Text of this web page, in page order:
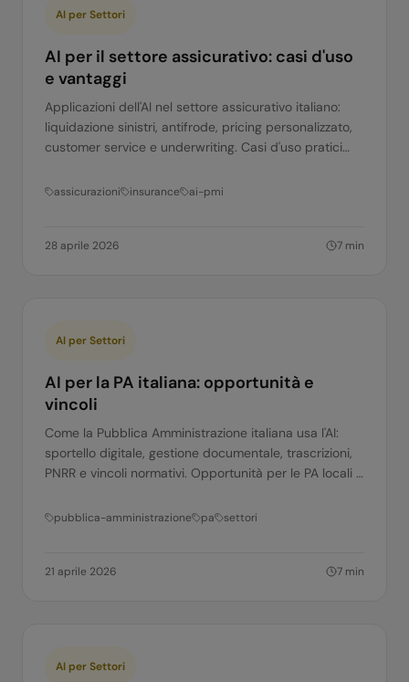
AI per Settori
AI per il settore assicurativo: casi d'uso
e vantaggi
Applicazioni dell'AI nel settore assicurativo italiano:
liquidazione sinistri, antifrode, pricing personalizzato,
customer service e underwriting. Casi d'uso pratici
assicurazioni insurance ai-pmi
28 aprile 2026 7 min
AI per Settori
AI per la PA italiana: opportunità e
vincoli
Come la Pubblica Amministrazione italiana usa l'AI:
sportello digitale, gestione documentale, trascrizioni,
PNRR e vincoli normativi. Opportunità per le PA locali e
pubblica-amministrazione pa settori
21 aprile 2026 7 min
AI per Settori